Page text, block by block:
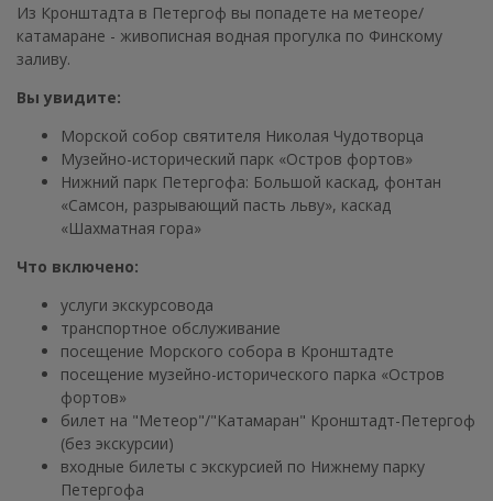
Из Кронштадта в Петергоф вы попадете на метеоре/
катамаране - живописная водная прогулка по Финскому
заливу.
Вы увидите:
Морской собор святителя Николая Чудотворца
Музейно-исторический парк «Остров фортов»
Нижний парк Петергофа: Большой каскад, фонтан
«Самсон, разрывающий пасть льву», каскад
«Шахматная гора»
Что включено:
услуги экскурсовода
транспортное обслуживание
посещение Морского собора в Кронштадте
посещение музейно-исторического парка «Остров
фортов»
билет на "Метеор"/"Катамаран" Кронштадт-Петергоф
(без экскурсии)
входные билеты с экскурсией по Нижнему парку
Петергофа